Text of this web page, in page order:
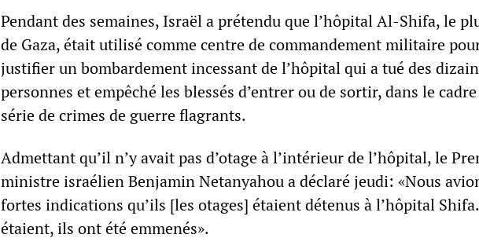
Pendant des semaines, Israël a prétendu que l’hôpital Al-Shifa, le
de Gaza, était utilisé comme centre de commandement militaire
justifier un bombardement incessant de l’hôpital qui a tué des
personnes et empêché les blessés d’entrer ou de sortir, dans le cadre
série de crimes de guerre flagrants.
Admettant qu’il n’y avait pas d’otage à l’intérieur de l’hôpital, le
ministre israélien Benjamin Netanyahou a déclaré jeudi: «Nous
fortes indications qu’ils [les otages] étaient détenus à l’hôpital
étaient, ils ont été emmenés».